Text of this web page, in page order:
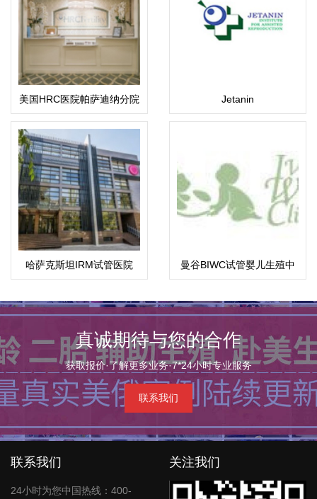
美国HRC医院帕萨迪纳分院 Jetanin
哈萨克斯坦IRM试管医院
曼谷BIWC试管婴儿生殖中
心
真诚期待与您的合作
获取报价·了解更多业务·7*24小时专业服务
联系我们
联系我们
24小时为您中国热线：400-
关注我们